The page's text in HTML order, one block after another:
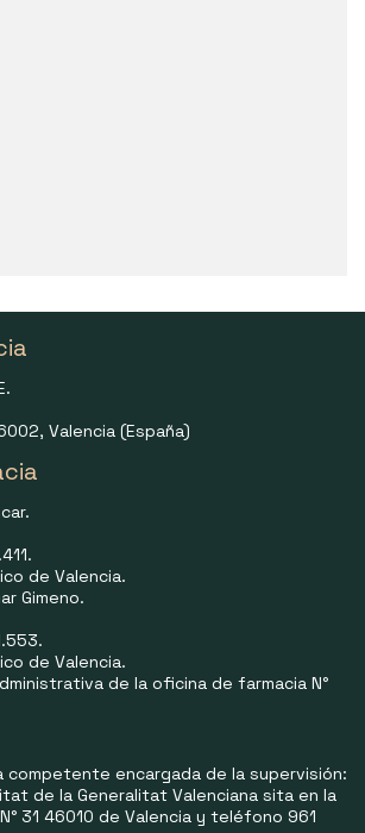
pregunta
Valencia (España)
de Valencia.
Gimeno.
de Valencia.
de la oficina de farmacia N°
competente encargada de la supervisión:
de la Generalitat Valenciana sita en la
31 46010 de Valencia y teléfono 961